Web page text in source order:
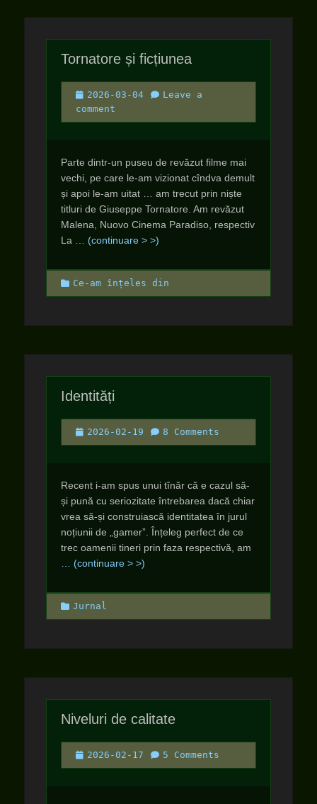
Tornatore și ficțiunea
Posted
on
2026-03-04
Leave a
comment
Parte dintr-un puseu de revăzut filme mai
vechi, pe care le-am vizionat cîndva demult
și apoi le-am uitat … am trecut prin niște
titluri de Giuseppe Tornatore. Am revăzut
Malena, Nuovo Cinema Paradiso, respectiv
La
… (continuare > >)
Categories
Ce-am înțeles din
Identități
Posted
on
2026-02-19 8 Comments
Recent i-am spus unui tînăr că e cazul să-
și pună cu seriozitate întrebarea dacă chiar
vrea să-și construiască identitatea în jurul
noțiunii de „gamer”. Înțeleg perfect de ce
trec oamenii tineri prin faza respectivă, am
… (continuare > >)
Categories
Jurnal
Niveluri de calitate
Posted
on
2026-02-17 5 Comments